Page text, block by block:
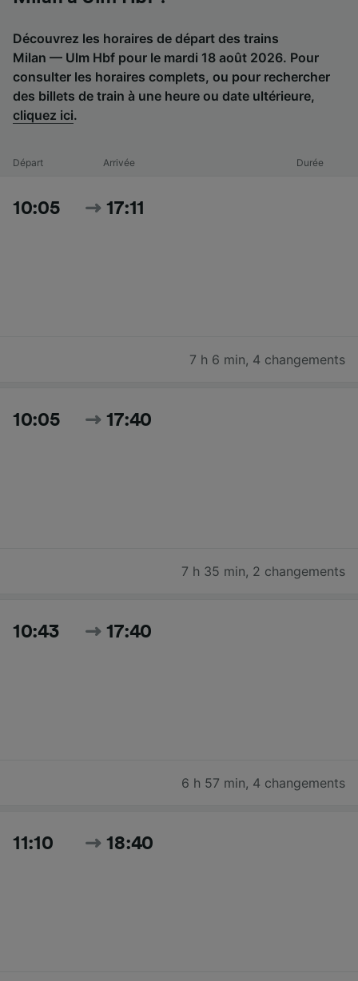
Découvrez les horaires de départ des trains
Milan — Ulm Hbf pour le mardi 18 août 2026. Pour
consulter les horaires complets, ou pour rechercher
des billets de train à une heure ou date ultérieure,
cliquez ici.
Départ Arrivée Durée
10:05 17:11
7 h 6 min, 4 changements
10:05 17:40
7 h 35 min, 2 changements
10:43 17:40
6 h 57 min, 4 changements
11:10 18:40